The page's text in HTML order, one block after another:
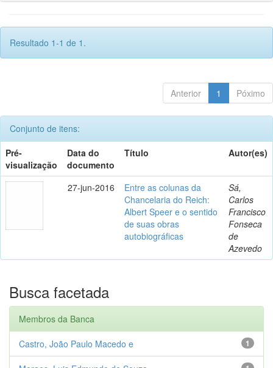
Resultado 1-1 de 1.
Anterior 1 Póximo
Conjunto de itens:
Pré-
visualização
Data do
documento
Título Autor(es)
27-jun-2016
Entre as colunas da
Chancelaria do Reich:
Albert Speer e o sentido
de suas obras
autobiográficas
Sá,
Carlos
Francisco
Fonseca
de
Azevedo
Busca facetada
Membros da Banca
1
Castro, João Paulo Macedo e